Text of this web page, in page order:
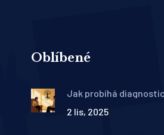
Oblíbené
Jak probíhá
Anamnéza a formulace
2 lis, 2025